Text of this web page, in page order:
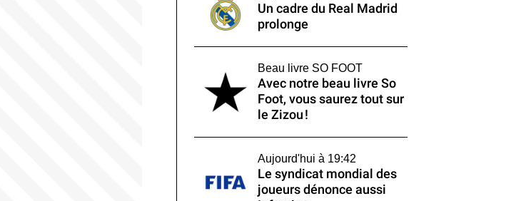
Un cadre du Real Madrid
prolonge
Beau livre SO FOOT
Avec notre beau livre So
Foot, vous saurez tout sur
le Zizou !
Aujourd'hui à 19:42
Le syndicat mondial des
joueurs dénonce aussi